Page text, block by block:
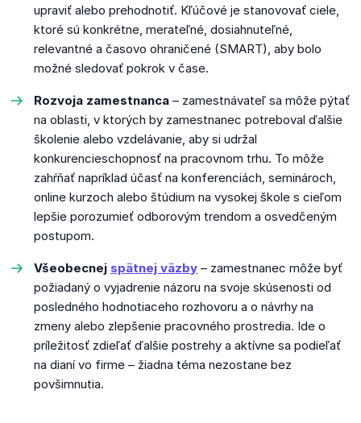
upraviť alebo prehodnotiť. Kľúčové je stanovovať ciele,
ktoré sú konkrétne, merateľné, dosiahnuteľné,
relevantné a časovo ohraničené (SMART), aby bolo
možné sledovať pokrok v čase.
Rozvoja zamestnanca – zamestnávateľ sa môže pýtať
na oblasti, v ktorých by zamestnanec potreboval ďalšie
školenie alebo vzdelávanie, aby si udržal
konkurencieschopnosť na pracovnom trhu. To môže
zahŕňať napríklad účasť na konferenciách, seminároch,
online kurzoch alebo štúdium na vysokej škole s cieľom
lepšie porozumieť odborovým trendom a osvedčeným
postupom.
Všeobecnej spätnej väzby – zamestnanec môže byť
požiadaný o vyjadrenie názoru na svoje skúsenosti od
posledného hodnotiaceho rozhovoru a o návrhy na
zmeny alebo zlepšenie pracovného prostredia. Ide o
príležitosť zdieľať ďalšie postrehy a aktívne sa podieľať
na dianí vo firme – žiadna téma nezostane bez
povšimnutia.